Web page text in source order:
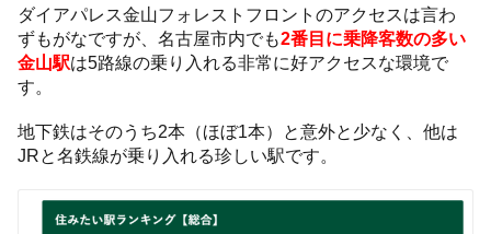
ダイアパレス金山フォレストフロントのアクセスは言わ
ずもがなですが、名古屋市内でも2番目に乗降客数の多い
金山駅は5路線の乗り入れる非常に好アクセスな環境で
す。
地下鉄はそのうち2本（ほぼ1本）と意外と少なく、他は
JRと名鉄線が乗り入れる珍しい駅です。